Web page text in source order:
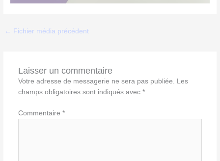
← Fichier média précédent
Laisser un commentaire
Votre adresse de messagerie ne sera pas publiée. Les
champs obligatoires sont indiqués avec *
Commentaire *